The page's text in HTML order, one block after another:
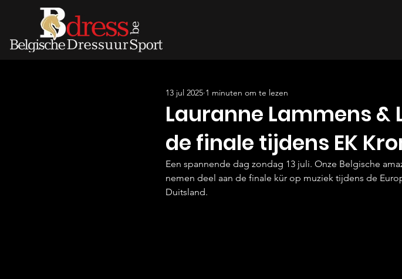
Lauranne Lammens &
de finale tijdens EK
13 jul 2025 1 minuten om te lezen
Een spannende dag zondag 13 juli. Onze Belgische
nemen deel aan de finale kür op muziek tijdens de
Duitsland.